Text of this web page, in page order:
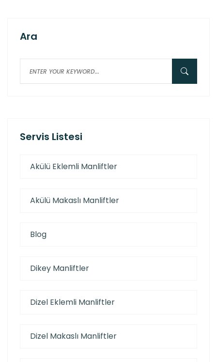
Ara
Servis Listesi
Akülü Eklemli Manliftler
Akülü Makaslı Manliftler
Blog
Dikey Manliftler
Dizel Eklemli Manliftler
Dizel Makaslı Manliftler